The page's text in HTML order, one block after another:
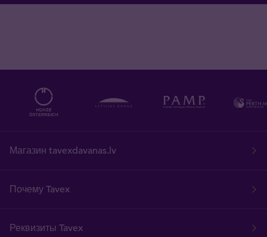
Магазин tavexdavanas.lv
Почему Tavex
Реквизиты Tavex